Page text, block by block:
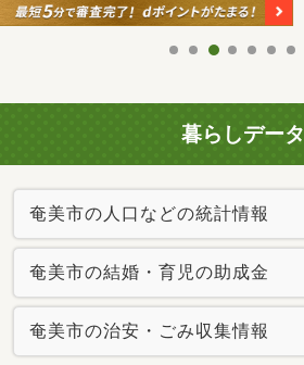
暮らしデータ
奄美市の人口などの統計情報
奄美市の結婚・育児の助成金
奄美市の治安・ごみ収集情報